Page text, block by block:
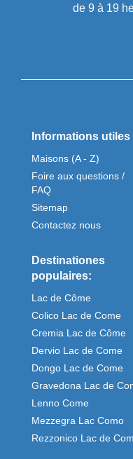
de 9 à 19
Informations utiles
Maisons (A - Z)
Foire aux questions /
FAQ
Sitemap
Contactez nous
Destinationes
populaires:
Lac de Côme
Colico Lac de Come
Cremia Lac de Côme
Dervio Lac de Come
Dongo Lac de Come
Gravedona Lac de
Lenno Come
Mezzegra Lac Como
Rezzonico Lac de